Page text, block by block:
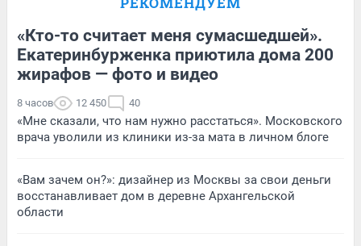
«Кто-то считает меня сумасшедшей».
Екатеринбурженка приютила дома 200
жирафов — фото и видео
8 часов 12 450 40
«Мне сказали, что нам нужно расстаться». Московского
врача уволили из клиники из-за мата в личном блоге
«Вам зачем он?»: дизайнер из Москвы за свои деньги
восстанавливает дом в деревне Архангельской
области